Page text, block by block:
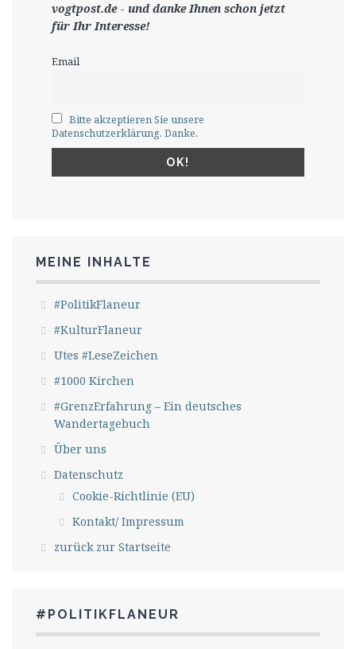
vogtpost.de- und danke Ihnen schon jetzt
für Ihr Interesse!
Email
Bitte akzeptieren Sie unsere
Datenschutzerklärung. Danke.
MEINE INHALTE
#PolitikFlaneur
#KulturFlaneur
Utes #LeseZeichen
#1000 Kirchen
#GrenzErfahrung – Ein deutsches
Wandertagebuch
Über uns
Datenschutz
Cookie-Richtlinie (EU)
Kontakt/ Impressum
zurück zur Startseite
#POLITIKFLANEUR